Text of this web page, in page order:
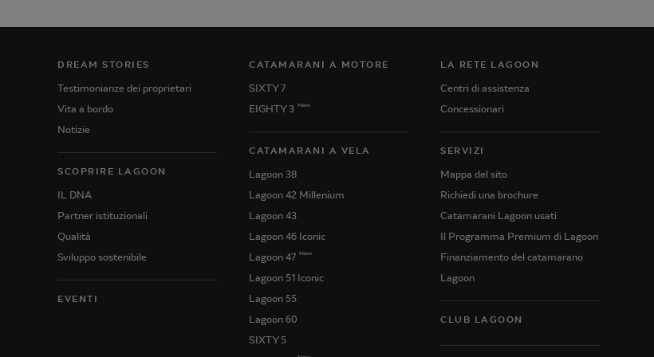
DREAM STORIES
Testimonianze dei proprietari
Vita a bordo
Notizie
SCOPRIRE LAGOON
IL DNA
Partner istituzionali
Qualità
Sviluppo sostenibile
EVENTI
CATAMARANI A MOTORE
SIXTY 7
EIGHTY 3 New
CATAMARANI A VELA
Lagoon 38
Lagoon 42 Millenium
Lagoon 43
Lagoon 46 Iconic
Lagoon 47 New
Lagoon 51 Iconic
Lagoon 55
Lagoon 60
SIXTY 5
LA RETE LAGOON
Centri di assistenza
Concessionari
SERVIZI
Mappa del sito
Richiedi una brochure
Catamarani Lagoon usati
Il Programma Premium di Lagoon
Finanziamento del catamarano
Lagoon
CLUB LAGOON